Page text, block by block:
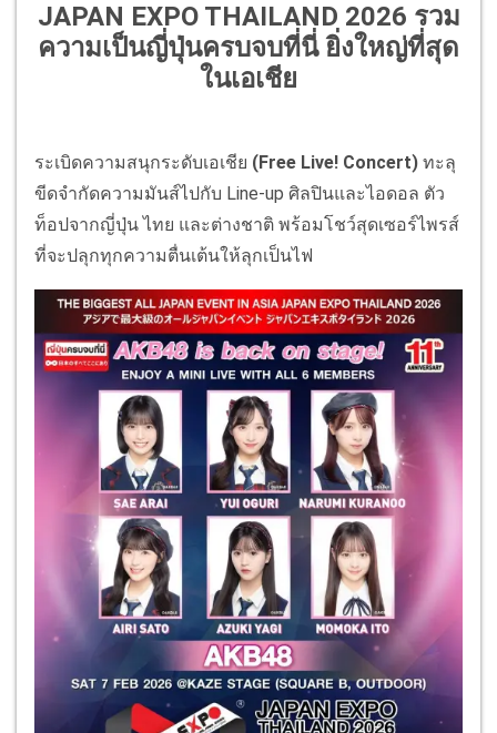
JAPAN EXPO THAILAND 2026 รวม
ความเป็นญี่ปุ่นครบจบที่นี่ ยิ่งใหญ่ที่สุด
ในเอเชีย
ระเบิดความสนุกระดับเอเชีย (Free Live! Concert) ทะลุ
ขีดจำกัดความมันส์ไปกับ Line-up ศิลปินและไอดอล ตัว
ท็อปจากญี่ปุ่น ไทย และต่างชาติ พร้อมโชว์สุดเซอร์ไพรส์
ที่จะปลุกทุกความตื่นเต้นให้ลุกเป็นไฟ